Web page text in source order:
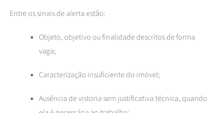
Entre os sinais de alerta estão:
Objeto, objetivo ou finalidade descritos de forma
vaga;
Caracterização insuficiente do imóvel;
Ausência de vistoria sem justificativa técnica, quando